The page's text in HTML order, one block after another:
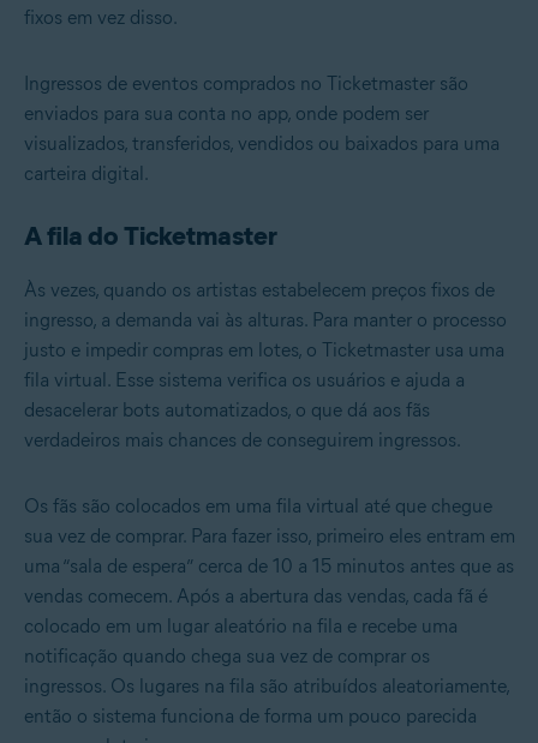
fixos em vez disso.
Ingressos de eventos comprados no Ticketmaster são
enviados para sua conta no app, onde podem ser
visualizados, transferidos, vendidos ou baixados para uma
carteira digital.
A fila do Ticketmaster
Às vezes, quando os artistas estabelecem preços fixos de
ingresso, a demanda vai às alturas. Para manter o processo
justo e impedir compras em lotes, o Ticketmaster usa uma
fila virtual. Esse sistema verifica os usuários e ajuda a
desacelerar bots automatizados, o que dá aos fãs
verdadeiros mais chances de conseguirem ingressos.
Os fãs são colocados em uma fila virtual até que chegue
sua vez de comprar. Para fazer isso, primeiro eles entram em
uma “sala de espera” cerca de 10 a 15 minutos antes que as
vendas comecem. Após a abertura das vendas, cada fã é
colocado em um lugar aleatório na fila e recebe uma
notificação quando chega sua vez de comprar os
ingressos. Os lugares na fila são atribuídos aleatoriamente,
então o sistema funciona de forma um pouco parecida